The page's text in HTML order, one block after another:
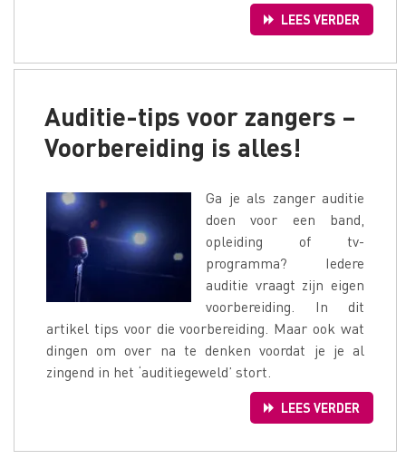
LEES VERDER
Auditie-tips voor zangers –
Voorbereiding is alles!
Ga je als zanger auditie
doen voor een band,
opleiding of tv-
programma? Iedere
auditie vraagt zijn eigen
voorbereiding. In dit
artikel tips voor die voorbereiding. Maar ook wat
dingen om over na te denken voordat je je al
zingend in het ‘auditiegeweld’ stort.
LEES VERDER